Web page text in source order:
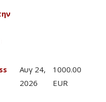
Αυγ 24,
2026
1000.00
EUR